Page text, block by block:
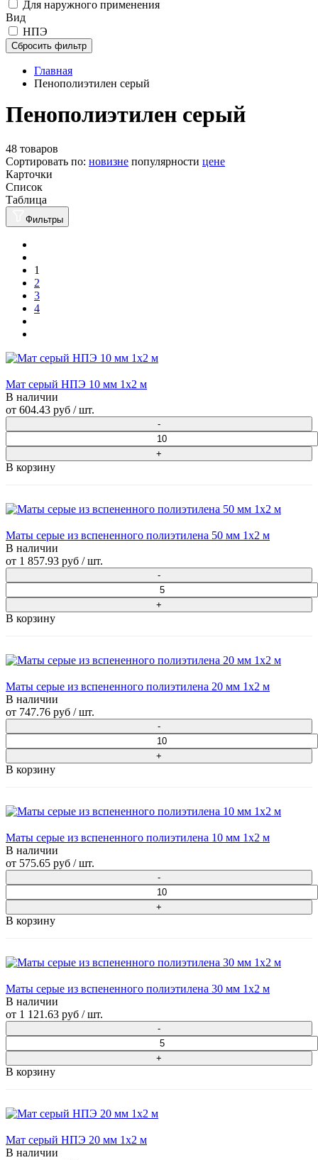
Для наружного применения
Вид
НПЭ
Сбросить фильтр
Главная
Пенополиэтилен серый
Пенополиэтилен серый
48 товаров
Сортировать по: новизне популярности цене
Карточки
Список
Таблица
Фильтры
1
2
3
4
Мат серый НПЭ 10 мм 1х2 м
В наличии
от 604.43 руб / шт.
В корзину
Маты серые из вспененного полиэтилена 50 мм 1x2 м
В наличии
от 1 857.93 руб / шт.
В корзину
Маты серые из вспененного полиэтилена 20 мм 1x2 м
В наличии
от 747.76 руб / шт.
В корзину
Маты серые из вспененного полиэтилена 10 мм 1x2 м
В наличии
от 575.65 руб / шт.
В корзину
Маты серые из вспененного полиэтилена 30 мм 1x2 м
В наличии
от 1 121.63 руб / шт.
В корзину
Мат серый НПЭ 20 мм 1х2 м
В наличии